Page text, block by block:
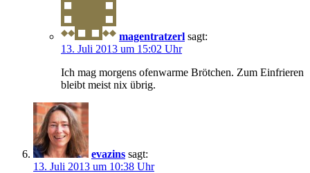
magentratzerl sagt:
13. Juli 2013 um 15:02 Uhr
Ich mag morgens ofenwarme Brötchen. Zum Einfrieren
bleibt meist nix übrig.
evazins sagt:
13. Juli 2013 um 10:38 Uhr